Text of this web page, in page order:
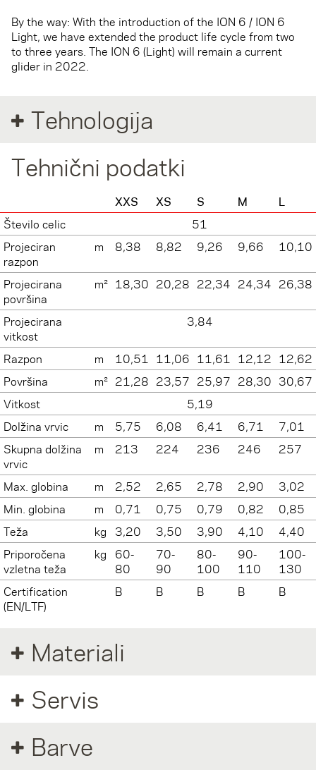
By the way: With the introduction of the ION 6 / ION 6
Light, we have extended the product life cycle from two
to three years. The ION 6 (Light) will remain a current
glider in 2022.
Tehnologija
Tehnični podatki
XXS XS S M
L
Število celic
51
Projeciran
razpon
m 8,38 8,82 9,26 9,66 10,10
Projecirana
površina
m² 18,30 20,28 22,34 24,34 26,38
Projecirana
vitkost
3,84
Razpon m 10,51 11,06 11,61 12,12 12,62
Površina
m² 21,28 23,57 25,97 28,30 30,67
Vitkost
5,19
Dolžina vrvic
m 5,75 6,08 6,41 6,71
7,01
Skupna dolžina
vrvic
m 213 224 236 246 257
Max. globina m 2,52 2,65 2,78 2,90
3,02
Min. globina
m 0,71 0,75 0,79 0,82
0,85
Teža
kg 3,20 3,50 3,90 4,10
4,40
Priporočena
vzletna teža
kg
60-
80
70-
90
80-
100
90-
110
100-
130
Certification
(EN/LTF)
B B B B B
Materiali
Servis
Barve